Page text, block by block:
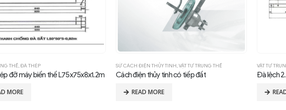
THẾ,ĐÀ THÉP
đỡ máy biến thế L75x75x8x1.2m
MORE
SỨ CÁCH ĐIỆN THỦY TINH,VẬT TƯ TRUNG THẾ
Cách điện thủy tinh có tiếp đất
READ MORE
VẬT TƯ
Đà lệch